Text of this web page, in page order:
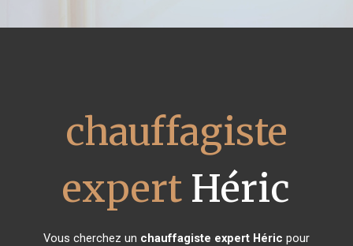
chauffagiste
expert Héric
Vous cherchez un chauffagiste expert Héric pour